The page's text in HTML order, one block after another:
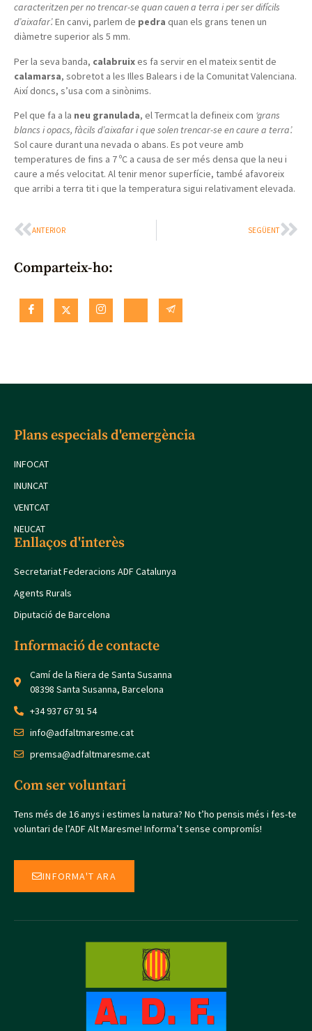
caracteritzen per no trencar-se quan cauen a terra i per ser difícils
d’aixafar’.En canvi, parlem de pedra quan els grans tenen un
diàmetre superior als 5 mm.
Per la seva banda, calabruixes fa servir en el mateix sentit de
calamarsa, sobretot a les Illes Balears i de la Comunitat Valenciana.
Així doncs, s’usa com a sinònims.
Pel que fa a la neu granulada, el Termcat la defineix com ‘grans
blancs i opacs, fàcils d’aixafar i que solen trencar-se en caure a terra’.
Sol caure durant una nevada o abans. Es pot veure amb
temperatures de fins a 7 ºC a causa de ser més densa que la neu i
caure a més velocitat. Al tenir menor superfície, també afavoreix
que arribi a terra tit i que la temperatura sigui relativament elevada.
ANTERIOR SEGÜENT
Comparteix-ho:
Plans especials d'emergència
INFOCAT
INUNCAT
VENTCAT
NEUCAT
Enllaços d'interès
Secretariat Federacions ADF Catalunya
Agents Rurals
Diputació de Barcelona
Informació de contacte
Camí de la Riera de Santa Susanna
08398 Santa Susanna, Barcelona
+34 937 67 91 54
info@adfaltmaresme.cat
premsa@adfaltmaresme.cat
Com ser voluntari
Tens més de 16 anys i estimes la natura? No t’ho pensis més i fes-te
voluntari de l’ADF Alt Maresme! Informa’t sense compromís!
INFORMA'T ARA